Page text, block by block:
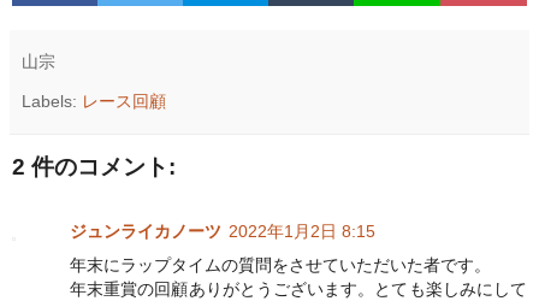
山宗
Labels: レース回顧
2 件のコメント:
ジュンライカノーツ 2022年1月2日 8:15
年末にラップタイムの質問をさせていただいた者です。
年末重賞の回顧ありがとうございます。とても楽しみにして